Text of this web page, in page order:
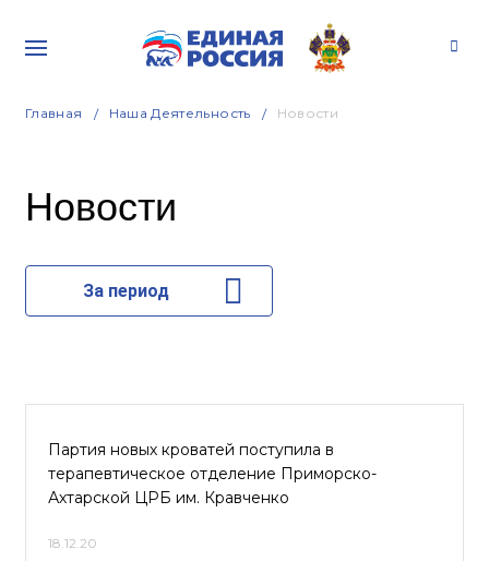
Главная Наша Деятельность Новости
Новости
За период
Партия новых кроватей поступила в
терапевтическое отделение Приморско-
Ахтарской ЦРБ им. Кравченко
18.12.20